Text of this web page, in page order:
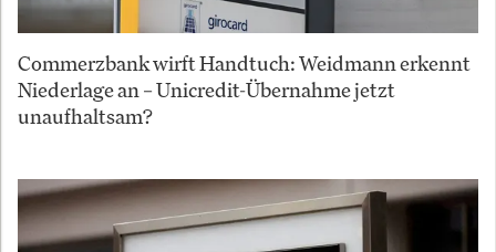
Commerzbank wirft Handtuch: Weidmann erkennt
Niederlage an – Unicredit-Übernahme jetzt
unaufhaltsam?